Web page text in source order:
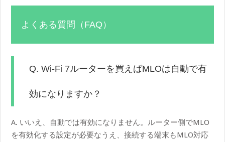
よくある質問（FAQ）
Q. Wi-Fi 7ルーターを買えばMLOは自動で有
効になりますか？
A. いいえ、自動では有効になりません。ルーター側でMLO
を有効化する設定が必要なうえ、接続する端末もMLO対応